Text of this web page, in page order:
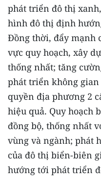
Đồng bằng sông Hồng
Bắc Trung Bộ
Duyên hải Nam Trung
Nguyên
Đông Nam Bộ
Đồng bằng sông Cửu
Chuyên trang Hà Nội
Chuyên trang TP. Hồ
CHUYÊN ĐỀ
phát triển đô thị
hình đô thị định
Đồng thời, đẩy mạnh
vực quy hoạch, xây
thống nhất; tăng
phát triển không
quyền địa phương 2
hiệu quả. Quy hoạch
đồng bộ, thống nhất
vùng và ngành; phát
của đô thị biển-biên
hướng tới phát triển